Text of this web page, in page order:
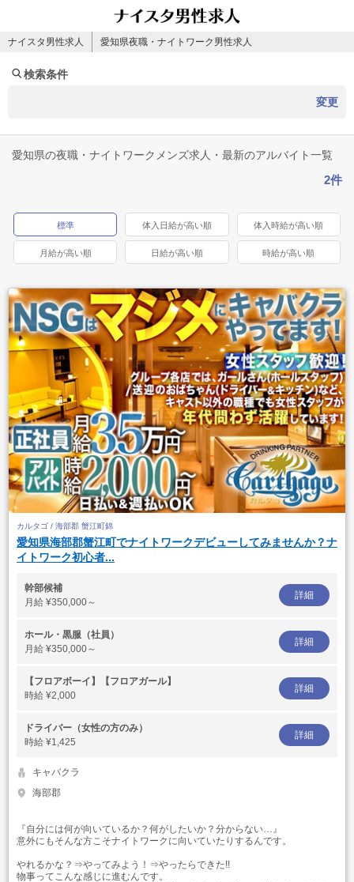
ナイスタ男性求人 愛知県夜職・ナイトワーク男性求人
検索条件
変更
愛知県の夜職・ナイトワークメンズ求人・最新のアルバイト一覧
2件
標準 体入日給が高い順 体入時給が高い順
月給が高い順 日給が高い順 時給が高い順
カルタゴ / 海部郡 蟹江町錦
愛知県海部郡蟹江町でナイトワークデビューしてみませんか？ナ
イトワーク初心者...
幹部候補
月給 ¥350,000～
詳細
ホール・黒服（社員）
月給 ¥350,000～
詳細
【フロアボーイ】【フロアガール】
時給 ¥2,000
詳細
ドライバー（女性の方のみ）
時給 ¥1,425
詳細
キャバクラ
海部郡
『自分には何が向いているか？何がしたいか？分からない…』
意外にもそんな方こそナイトワークに向いていたりするんです。
やれるかな？⇒やってみよう！⇒やったらできた!!
物事ってこんな感じに進むんです。